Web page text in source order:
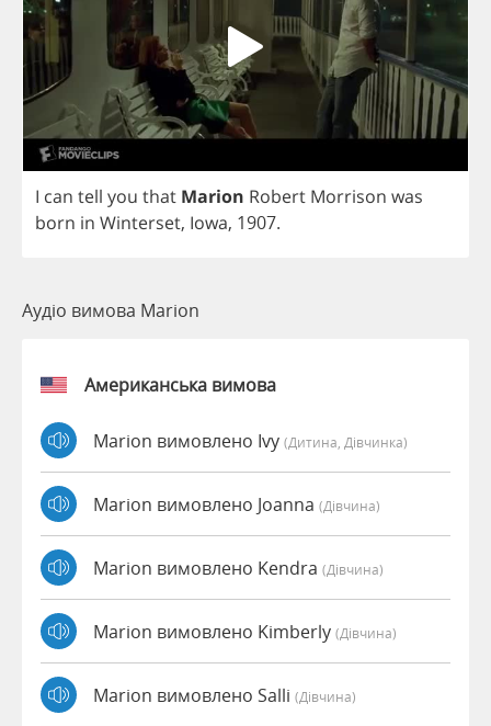
I can tell you that Marion Robert Morrison was
born in Winterset, Iowa, 1907.
Аудіо вимова Marion
Американська вимова
Marion вимовлено Ivy (дитина, Дівчинка)
Marion вимовлено Joanna (дівчина)
Marion вимовлено Kendra (дівчина)
Marion вимовлено Kimberly (дівчина)
Marion вимовлено Salli (дівчина)